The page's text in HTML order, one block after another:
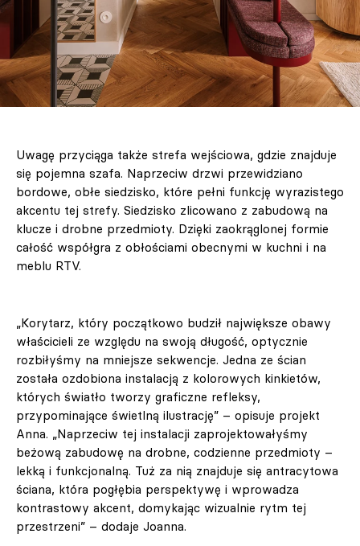
Uwagę przyciąga także strefa wejściowa, gdzie znajduje
się pojemna szafa. Naprzeciw drzwi przewidziano
bordowe, obłe siedzisko, które pełni funkcję wyrazistego
akcentu tej strefy. Siedzisko zlicowano z zabudową na
klucze i drobne przedmioty. Dzięki zaokrąglonej formie
całość współgra z obłościami obecnymi w kuchni i na
meblu RTV.
„Korytarz, który początkowo budził największe obawy
właścicieli ze względu na swoją długość, optycznie
rozbiłyśmy na mniejsze sekwencje. Jedna ze ścian
została ozdobiona instalacją z kolorowych kinkietów,
których światło tworzy graficzne refleksy,
przypominające świetlną ilustrację” – opisuje projekt
Anna. „Naprzeciw tej instalacji zaprojektowałyśmy
beżową zabudowę na drobne, codzienne przedmioty –
lekką i funkcjonalną. Tuż za nią znajduje się antracytowa
ściana, która pogłębia perspektywę i wprowadza
kontrastowy akcent, domykając wizualnie rytm tej
przestrzeni” – dodaje Joanna.